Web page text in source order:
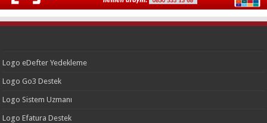
Logo eDefter Yedekleme
Logo Go3 Destek
Logo Sistem Uzmanı
Logo Efatura Destek